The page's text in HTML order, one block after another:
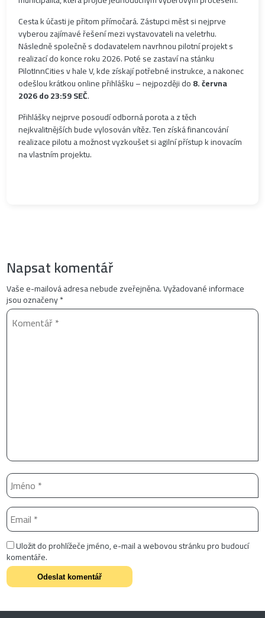
Cesta k účasti je přitom přímočará. Zástupci měst si nejprve
vyberou zajímavé řešení mezi vystavovateli na veletrhu.
Následně společně s dodavatelem navrhnou pilotní projekt s
realizací do konce roku 2026. Poté se zastaví na stánku
PilotInnCities v hale V, kde získají potřebné instrukce, a nakonec
odešlou krátkou online přihlášku – nejpozději do8. června
2026 do 23:59 SEČ.
Přihlášky nejprve posoudí odborná porota a z těch
nejkvalitnějších bude vylosován vítěz. Ten získá financování
realizace pilotu a možnost vyzkoušet si agilní přístup k inovacím
na vlastním projektu.
Napsat komentář
Vaše e-mailová adresa nebude zveřejněna.Vyžadované informace
jsou označeny*
Uložit do prohlížeče jméno, e-mail a webovou stránku pro budoucí
komentáře.